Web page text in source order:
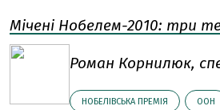
Мічені Нобелем-2010: три
Роман Корнилюк,
НОБЕЛІВСЬКА ПРЕМІЯ ООН